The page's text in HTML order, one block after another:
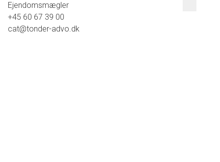
fremvisning eller yderligere oplysninger.
Ejendomsmægler
+45 60 67 39 00
cat@tonder-advo.dk